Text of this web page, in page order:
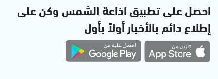
احصل على تطبيق اذاعة الشمس وكن على
إطلاع دائم بالأخبار أولاً بأول